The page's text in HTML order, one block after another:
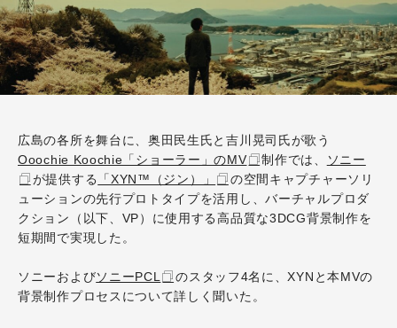
広島の各所を舞台に、奥田民生氏と吉川晃司氏が歌う
Ooochie Koochie「ショーラー」のMV
制作では、
ソニー
が提供する
「XYN™（ジン）」
の空間キャプチャーソリ
ューションの先行プロトタイプを活用し、バーチャルプロダ
クション（以下、VP）に使用する高品質な3DCG背景制作を
短期間で実現した。
ソニーおよびソニーPCL
のスタッフ4名に、XYNと本MVの
背景制作プロセスについて詳しく聞いた。